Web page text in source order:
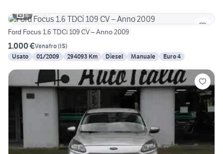
6
Ford Focus 1.6 TDCi 109 CV – Anno 2009
1.000 €Venafro(IS)
Usato
01/2009 294093 Km Diesel Manuale Euro 4